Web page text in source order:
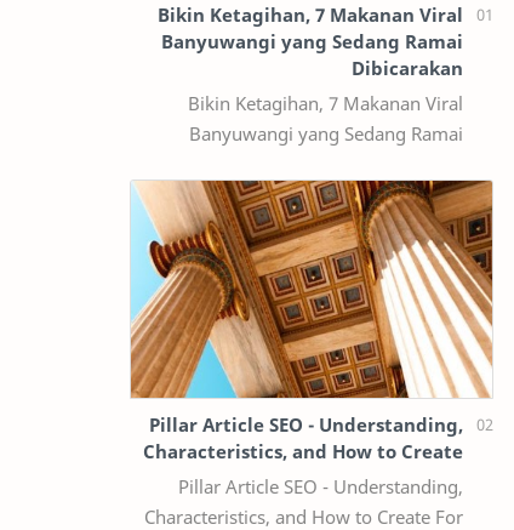
Bikin Ketagihan, 7 Makanan Viral
Banyuwangi yang Sedang Ramai
Dibicarakan
Bikin Ketagihan, 7 Makanan Viral
Banyuwangi yang Sedang Ramai
terkenal dengan destinasi wisata alam
seperti Kawah…
Pillar Article SEO - Understanding,
Characteristics, and How to Create
Pillar Article SEO - Understanding,
Characteristics, and How to Create For